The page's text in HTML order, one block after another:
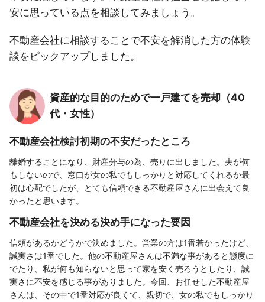
安に思っている点を相談してみましょう。
不動産会社に相談することで不安を解消した方の体験
談をピックアップしました。
資産的な目的のためで一戸建てを売却（40
代・女性）
不動産会社検討初期の不安だったところ
離婚することになり、財産分与の為、売りに出しました。夫が何
もしないので、窓口が女の私でもしっかりと対応してくれるか最
初は心配でしたが、とても信頼できる不動産屋さんに出会えて良
かったと思います。
不動産会社を決める決め手になった要因
信頼があるかどうかで決めました。営業の方は1番若かったけど、
誠実さは1番でした。他の不動産屋さんは不満な事があると態度に
でたり、私が何も知らないと思って家を安く売ろうとしたり、誠
実さに不安を感じる事がありました。今回、お任せした不動産屋
さんは、その中で1番対応が良くて、親切で、女の私でもしっかり